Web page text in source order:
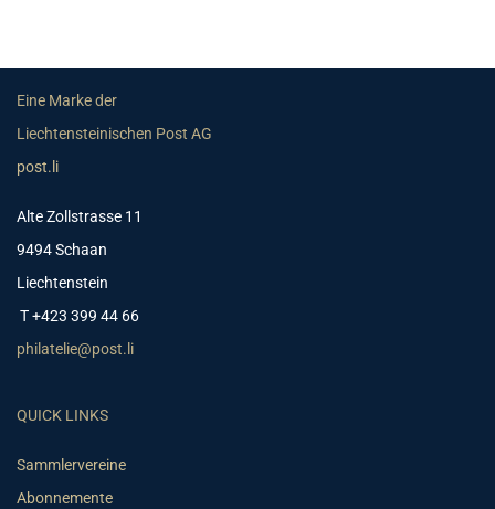
Eine Marke der
Liechtensteinischen Post AG
post.li
Alte Zollstrasse 11
9494 Schaan
Liechtenstein
T +423 399 44 66
philatelie@post.li
QUICK LINKS
Sammlervereine
Abonnemente